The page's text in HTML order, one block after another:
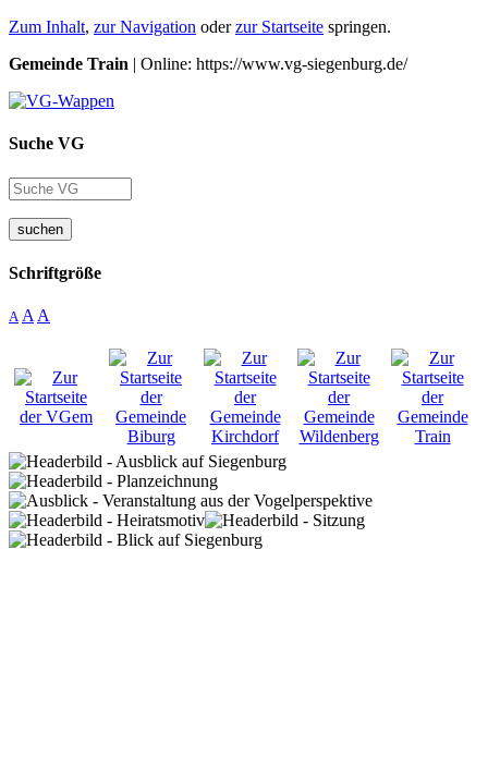
Zum Inhalt, zur Navigation oderzur Startseite springen.
Gemeinde Train | Online: https://www.vg-siegenburg.de/
Suche VG
suchen
Schriftgröße
A A A